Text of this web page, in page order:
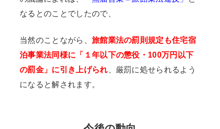
なるとのことでしたので、
当然のことながら、 旅館業法の罰則規定も住宅宿
泊事業法同様に「１年以下の懲役・100万円以下
の罰金」に引き上げられ 、厳罰に処せられるよう
になると解されます。